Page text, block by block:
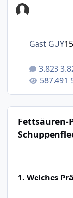
Gast GUY
Fettsäuren-
1. Welches